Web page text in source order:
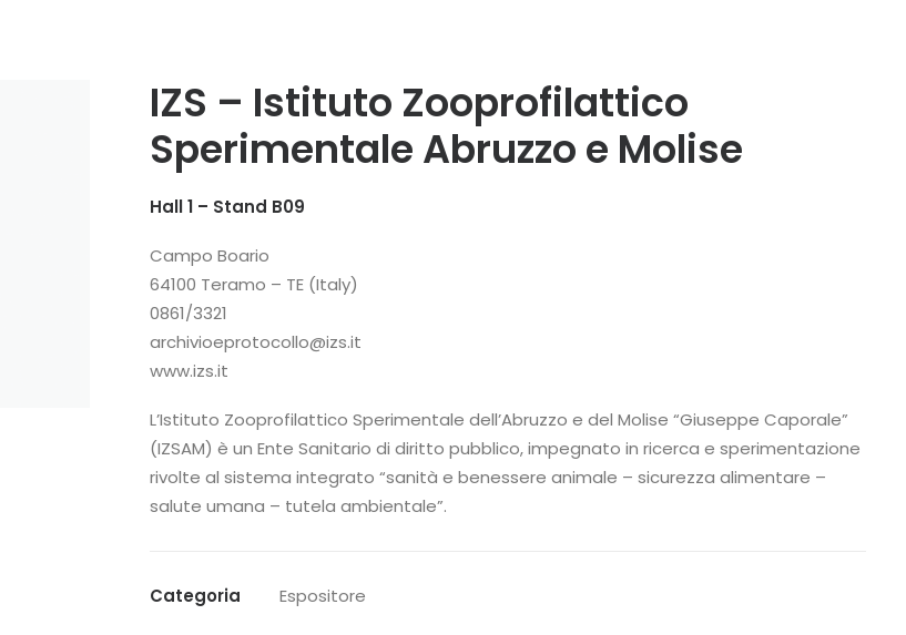
IZS – Istituto Zooprofilattico
Sperimentale Abruzzo e Molise
Hall 1 – Stand B09
Campo Boario
64100 Teramo – TE (Italy)
0861/3321
archivioeprotocollo@izs.it
www.izs.it
L’Istituto Zooprofilattico Sperimentale dell’Abruzzo e del Molise “Giuseppe Caporale”
(IZSAM) è un Ente Sanitario di diritto pubblico, impegnato in ricerca e sperimentazione
rivolte al sistema integrato “sanità e benessere animale – sicurezza alimentare –
salute umana – tutela ambientale”.
Categoria Espositore